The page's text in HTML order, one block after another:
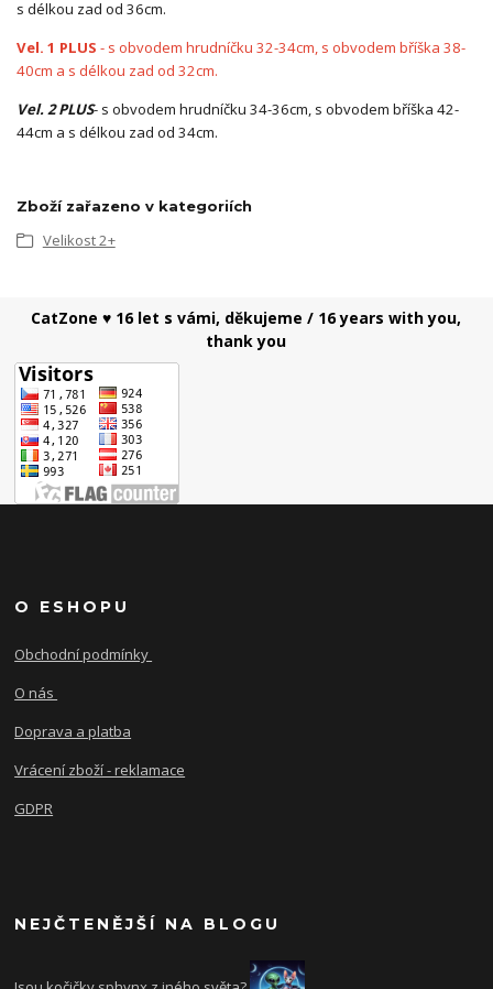
s délkou zad od 36cm.
Vel. 1 PLUS - s obvodem hrudníčku 32-34cm, s obvodem bříška 38-
40cm a s délkou zad od 32cm.
Vel. 2 PLUS- s obvodem hrudníčku 34-36cm, s obvodem bříška 42-
44cm a s délkou zad od 34cm.
Zboží zařazeno v kategoriích
Velikost 2+
CatZone ♥ 16 let s vámi, děkujeme / 16 years with you,
thank you
O ESHOPU
Obchodní podmínky
O nás
Doprava a platba
Vrácení zboží - reklamace
GDPR
NEJČTENĚJŠÍ NA BLOGU